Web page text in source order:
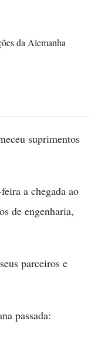
da Alemanha
suprimentos
a chegada ao
de engenharia,
parceiros e
passada: